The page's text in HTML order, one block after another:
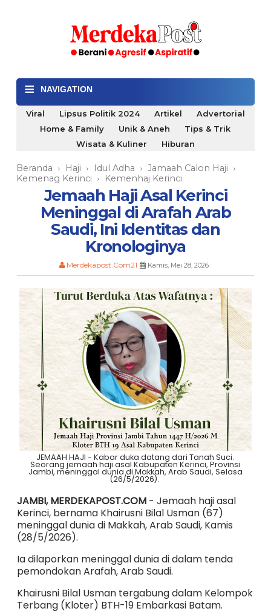
≡ NAVIGATION
Viral Lipsus Politik 2024 Artikel
Advertorial
Home & Family
Unik & Aneh
Tips & Trik
Wisata & Kuliner
Hiburan
Beranda › Haji › Idul Adha › Jamaah Calon Haji ›
Kemenag Kerinci › Kemenhaj Kerinci
Jemaah Haji Asal Kerinci
Meninggal di Arafah Arab
Saudi, Ini Identitas dan
Kronologinya
Merdekapost.Com21 Kamis, Mei 28, 2026
JEMAAH HAJI - Kabar duka datang dari Tanah Suci.
Seorang jemaah haji asal Kabupaten Kerinci, Provinsi
Jambi, meninggal dunia di Makkah, Arab Saudi, Selasa
(26/5/2026).
JAMBI, MERDEKAPOST.COM- Jemaah haji asal
Kerinci, bernama Khairusni Bilal Usman (67)
meninggal dunia di Makkah, Arab Saudi, Kamis
(28/5/2026).
Ia dilaporkan meninggal dunia di dalam tenda
pemondokan Arafah, Arab Saudi.
Khairusni Bilal Usman tergabung dalam Kelompok
Terbang (Kloter) BTH-19 Embarkasi Batam.